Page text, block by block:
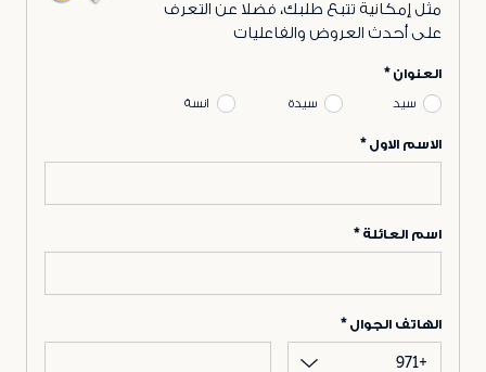
مثل إمكانية تتبع طلبك، فضلا عن التعرف
على أحدث العروض والفاعليات
العنوان
سيد سيدة انسة
الاسم الاول
اسم العائلة
الهاتف الجوال
+971